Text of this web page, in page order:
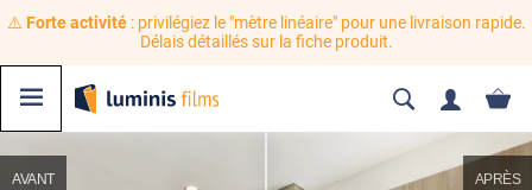
⚠️ Forte activité: privilégiez le "mètre linéaire" pour une livraison rapide.
Délais détaillés sur la fiche produit.
AVANT APRÈS